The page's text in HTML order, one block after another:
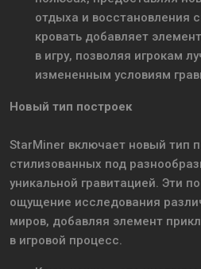
отдыха и восстановления
кровать добавляет
в игру, позволяя игрокам
измененным условиям
Новый тип построек
StarMiner включает новый тип
стилизованных под
уникальной гравитацией. Эти
ощущение исследования
миров, добавляя элемент
в игровой процесс.